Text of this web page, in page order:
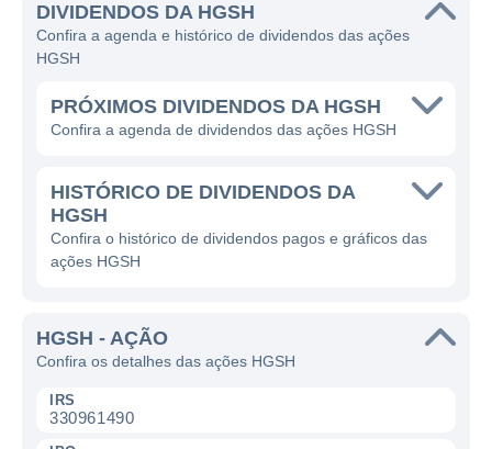
DIVIDENDOS DA HGSH
Confira a agenda e histórico de dividendos das ações
HGSH
PRÓXIMOS DIVIDENDOS DA HGSH
Confira a agenda de dividendos das ações HGSH
HISTÓRICO DE DIVIDENDOS DA
HGSH
Confira o histórico de dividendos pagos e gráficos das
ações HGSH
HGSH - AÇÃO
Confira os detalhes das ações HGSH
IRS
330961490